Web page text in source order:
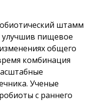
штамм
улучшив пищевое
общего
комбинация
Ученые
с раннего